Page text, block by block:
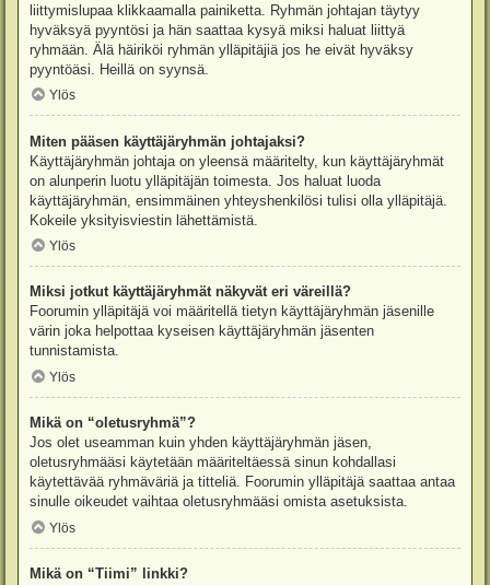
liittymislupaa klikkaamalla painiketta. Ryhmän johtajan täytyy
hyväksyä pyyntösi ja hän saattaa kysyä miksi haluat liittyä
ryhmään. Älä häiriköi ryhmän ylläpitäjiä jos he eivät hyväksy
pyyntöäsi. Heillä on syynsä.
Ylös
Miten pääsen käyttäjäryhmän johtajaksi?
Käyttäjäryhmän johtaja on yleensä määritelty, kun käyttäjäryhmät
on alunperin luotu ylläpitäjän toimesta. Jos haluat luoda
käyttäjäryhmän, ensimmäinen yhteyshenkilösi tulisi olla ylläpitäjä.
Kokeile yksityisviestin lähettämistä.
Ylös
Miksi jotkut käyttäjäryhmät näkyvät eri väreillä?
Foorumin ylläpitäjä voi määritellä tietyn käyttäjäryhmän jäsenille
värin joka helpottaa kyseisen käyttäjäryhmän jäsenten
tunnistamista.
Ylös
Mikä on “oletusryhmä”?
Jos olet useamman kuin yhden käyttäjäryhmän jäsen,
oletusryhmääsi käytetään määriteltäessä sinun kohdallasi
käytettävää ryhmäväriä ja titteliä. Foorumin ylläpitäjä saattaa antaa
sinulle oikeudet vaihtaa oletusryhmääsi omista asetuksista.
Ylös
Mikä on “Tiimi” linkki?